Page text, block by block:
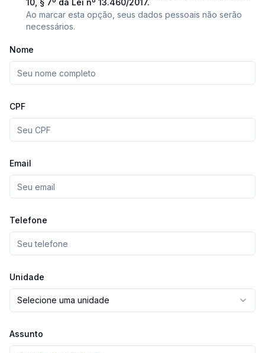
10, § 7º da Lei nº 13.460/2017.
Ao marcar esta opção, seus dados pessoais não serão
necessários.
Nome
CPF
Email
Telefone
Unidade
Selecione uma unidade
Assunto